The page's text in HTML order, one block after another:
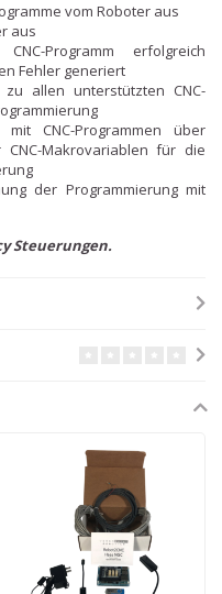
vom Roboter aus
aus
Programm erfolgreich
Fehler generiert
allen unterstützten CNC-
mit CNC-Programmen über
Makrovariablen für die
der Programmierung mit
Steuerungen.